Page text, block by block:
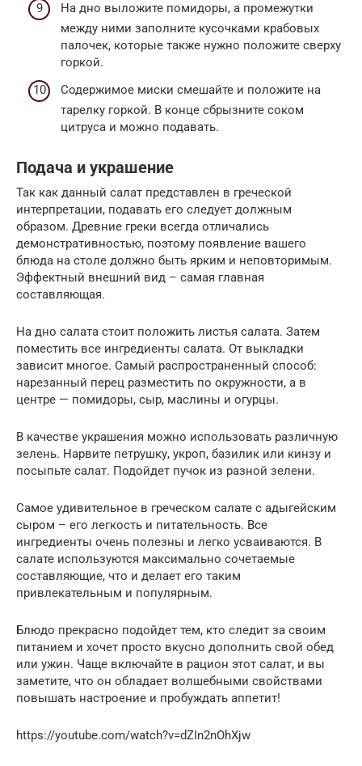
На дно выложите помидоры, а промежутки
между ними заполните кусочками крабовых
палочек, которые также нужно положите сверху
горкой.
Содержимое миски смешайте и положите на
тарелку горкой. В конце сбрызните соком
цитруса и можно подавать.
Подача и украшение
Так как данный салат представлен в греческой
интерпретации, подавать его следует должным
образом. Древние греки всегда отличались
демонстративностью, поэтому появление вашего
блюда на столе должно быть ярким и неповторимым.
Эффектный внешний вид – самая главная
составляющая.
На дно салата стоит положить листья салата. Затем
поместить все ингредиенты салата. От выкладки
зависит многое. Самый распространенный способ:
нарезанный перец разместить по окружности, а в
центре — помидоры, сыр, маслины и огурцы.
В качестве украшения можно использовать различную
зелень. Нарвите петрушку, укроп, базилик или кинзу и
посыпьте салат. Подойдет пучок из разной зелени.
Самое удивительное в греческом салате с адыгейским
сыром – его легкость и питательность. Все
ингредиенты очень полезны и легко усваиваются. В
салате используются максимально сочетаемые
составляющие, что и делает его таким
привлекательным и популярным.
Блюдо прекрасно подойдет тем, кто следит за своим
питанием и хочет просто вкусно дополнить свой обед
или ужин. Чаще включайте в рацион этот салат, и вы
заметите, что он обладает волшебными свойствами
повышать настроение и пробуждать аппетит!
https://youtube.com/watch?v=dZIn2nOhXjw